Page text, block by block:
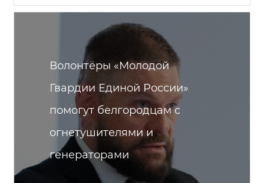
Волонтёры «Молодой
Гвардии Единой России»
помогут белгородцам с
огнетушителями и
генераторами